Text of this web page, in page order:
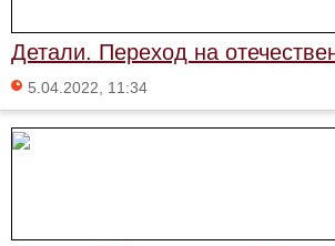
Детали. Переход на
5.04.2022, 11:34